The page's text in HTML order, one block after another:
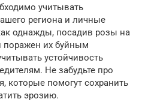
учитывать
региона и личные
однажды, посадив розы на
поражен их буйным
устойчивость
Не забудьте про
которые помогут сохранить
эрозию.